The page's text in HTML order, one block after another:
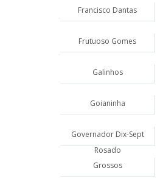
Francisco Dantas
Frutuoso Gomes
Galinhos
Goianinha
Governador Dix-Sept
Rosado
Grossos